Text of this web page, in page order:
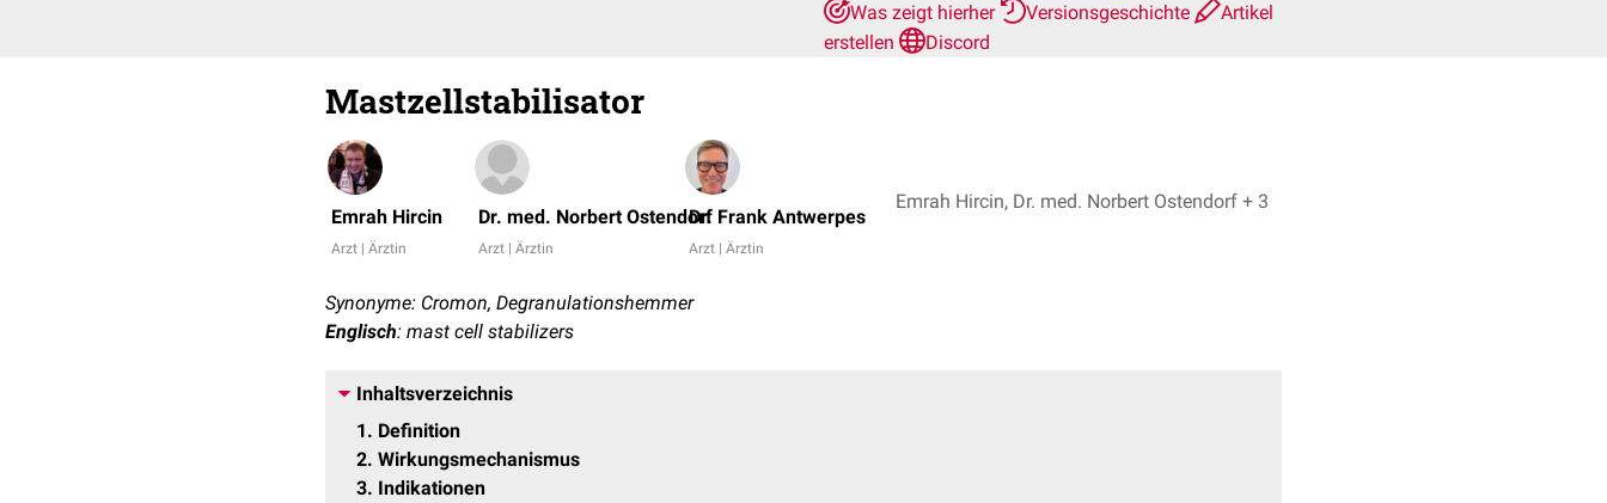
Was zeigt hierher
Versionsgeschichte
Artikel
erstellen
Discord
Mastzellstabilisator
Emrah Hircin
Arzt | Ärztin
Dr. med. Norbert Ostendorf
Arzt | Ärztin
Dr. Frank Antwerpes
Arzt | Ärztin
Emrah Hircin, Dr. med. Norbert Ostendorf + 3
Synonyme: Cromon, Degranulationshemmer
Englisch: mast cell stabilizers
Inhaltsverzeichnis
1
Definition
2 Wirkungsmechanismus
3 Indikationen